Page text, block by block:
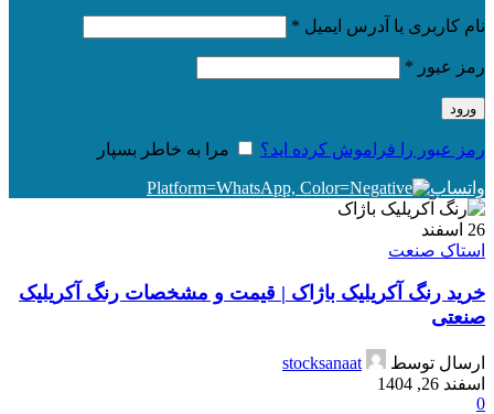
نام کاربری یا آدرس ایمیل *
رمز عبور *
ورود
رمز عبور را فراموش کرده اید؟ مرا به خاطر بسپار
واتساپ
26 اسفند
استاک صنعت
خرید رنگ آکریلیک باژاک | قیمت و مشخصات رنگ آکریلیک
صنعتی
ارسال توسط
stocksanaat
اسفند 26, 1404
0